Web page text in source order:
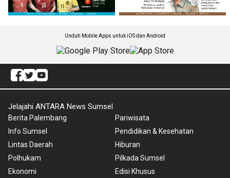
Unduh Mobile Apps untuk iOS dan Android
Jelajahi ANTARA News Sumsel
Berita Palembang
Info Sumsel
Lintas Daerah
Polhukam
Ekonomi
Pariwisata
Pendidikan & Kesehatan
Hiburan
Pilkada Sumsel
Edisi Khusus